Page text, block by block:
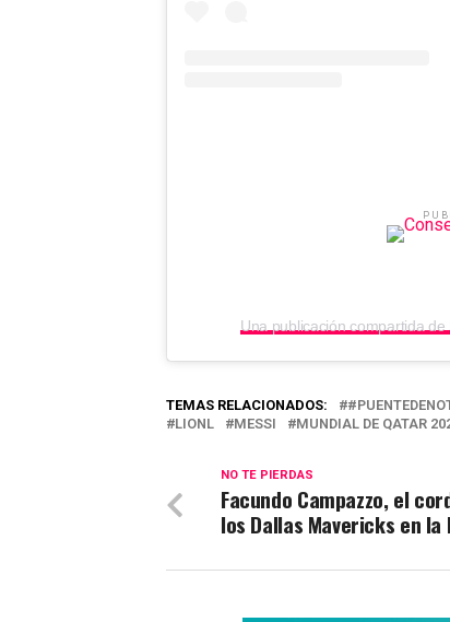
TEMAS RELACIONADOS:
LIONL
MESSI MUNDIAL DE QATAR
NO TE PIERDAS
Facundo Campazzo, el
los Dallas Mavericks en la